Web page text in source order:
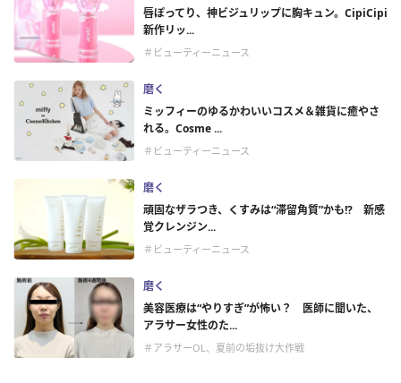
唇ぽってり、神ビジュリップに胸キュン。CipiCipi
新作リッ...
＃ビューティーニュース
磨く
ミッフィーのゆるかわいいコスメ＆雑貨に癒やさ
れる。Cosme ...
＃ビューティーニュース
磨く
頑固なザラつき、くすみは“滞留角質”かも!? 新感
覚クレンジン...
＃ビューティーニュース
磨く
美容医療は“やりすぎ”が怖い？ 医師に聞いた、
アラサー女性のた...
＃アラサーOL、夏前の垢抜け大作戦